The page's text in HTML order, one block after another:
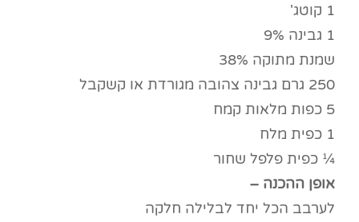
1 קוטג'
1 גבינה 9%
שמנת מתוקה 38%
250 גרם גבינה צהובה מגורדת או קשקבל
5 כפות מלאות קמח
1 כפית מלח
¼ כפית פלפל שחור
אופן ההכנה –
לערבב הכל יחד לבלילה חלקה